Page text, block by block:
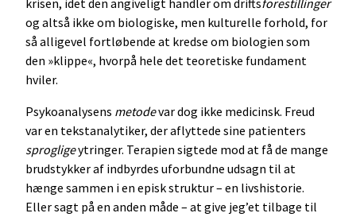
krisen, idet den angiveligt handler om driftsforestillinger
og altså ikke om biologiske, men kulturelle forhold, for
så alligevel fortløbende at kredse om biologien som
den »klippe«, hvorpå hele det teoretiske fundament
hviler.
Psykoanalysens metodevar dog ikke medicinsk. Freud
var en tekstanalytiker, der aflyttede sine patienters
sprogligeytringer. Terapien sigtede mod at få de mange
brudstykker af indbyrdes uforbundne udsagn til at
hænge sammen i en episk struktur – en livshistorie.
Eller sagt på en anden måde – at give jeg’et tilbage til